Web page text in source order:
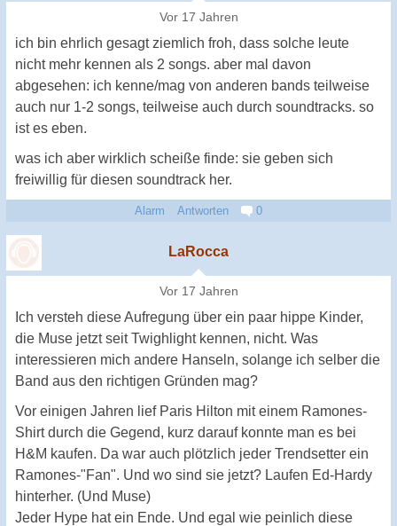
Vor 17 Jahren
ich bin ehrlich gesagt ziemlich froh, dass solche leute
nicht mehr kennen als 2 songs. aber mal davon
abgesehen: ich kenne/mag von anderen bands teilweise
auch nur 1-2 songs, teilweise auch durch soundtracks. so
ist es eben.
was ich aber wirklich scheiße finde: sie geben sich
freiwillig für diesen soundtrack her.
Alarm Antworten 0
LaRocca
Vor 17 Jahren
Ich versteh diese Aufregung über ein paar hippe Kinder,
die Muse jetzt seit Twighlight kennen, nicht. Was
interessieren mich andere Hanseln, solange ich selber die
Band aus den richtigen Gründen mag?
Vor einigen Jahren lief Paris Hilton mit einem Ramones-
Shirt durch die Gegend, kurz darauf konnte man es bei
H&M kaufen. Da war auch plötzlich jeder Trendsetter ein
Ramones-"Fan". Und wo sind sie jetzt? Laufen Ed-Hardy
hinterher. (Und Muse)
Jeder Hype hat ein Ende. Und egal wie peinlich diese